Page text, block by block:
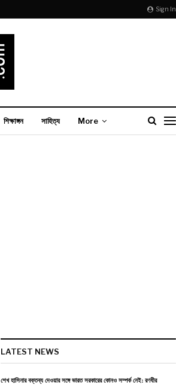
Sign In
শিক্ষাঙ্গন সাহিত্য More
LATEST NEWS
শেখ হাসিনার বক্তব্য দেওয়ার সঙ্গে ভারত সরকারের কোনও সম্পর্ক নেই: রণধীর